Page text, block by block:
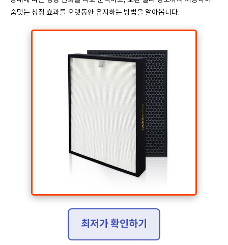
숨멎는 청정 효과를 오랫동안 유지하는 방법을 알아봅니다.
최저가 확인하기